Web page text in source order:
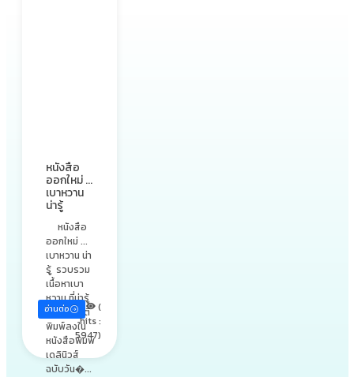
หนังสือ
ออกใหม่ ...
เบาหวาน
น่ารู้
หนังสือ
ออกใหม่ ...
เบาหวาน น่า
รู้ รวบรวม
เนื้อหาเบา
หวาน ที่น่ารู้
น่าสนใจ ที่ตี
พิมพ์ลงใน
หนังสือพิมพ์
เดลินิวส์
ฉบับวัน�...
อ่านต่อ
(
hits :
5947)